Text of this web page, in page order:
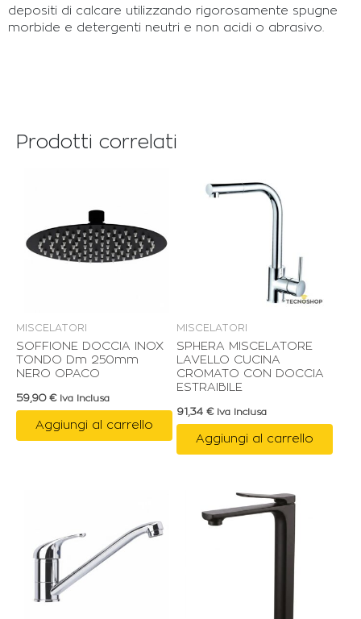
depositi di calcare utilizzando rigorosamente spugne
morbide e detergenti neutri e non acidi o abrasivo.
Prodotti correlati
MISCELATORI
SOFFIONE DOCCIA INOX
TONDO Dm 250mm
NERO OPACO
59,90 € Iva Inclusa
Aggiungi al carrello
MISCELATORI
SPHERA MISCELATORE
LAVELLO CUCINA
CROMATO CON DOCCIA
ESTRAIBILE
91,34 € Iva Inclusa
Aggiungi al carrello